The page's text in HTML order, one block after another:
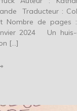
Traducteur :
Nombre de pages
2024 Un huis-
[…]